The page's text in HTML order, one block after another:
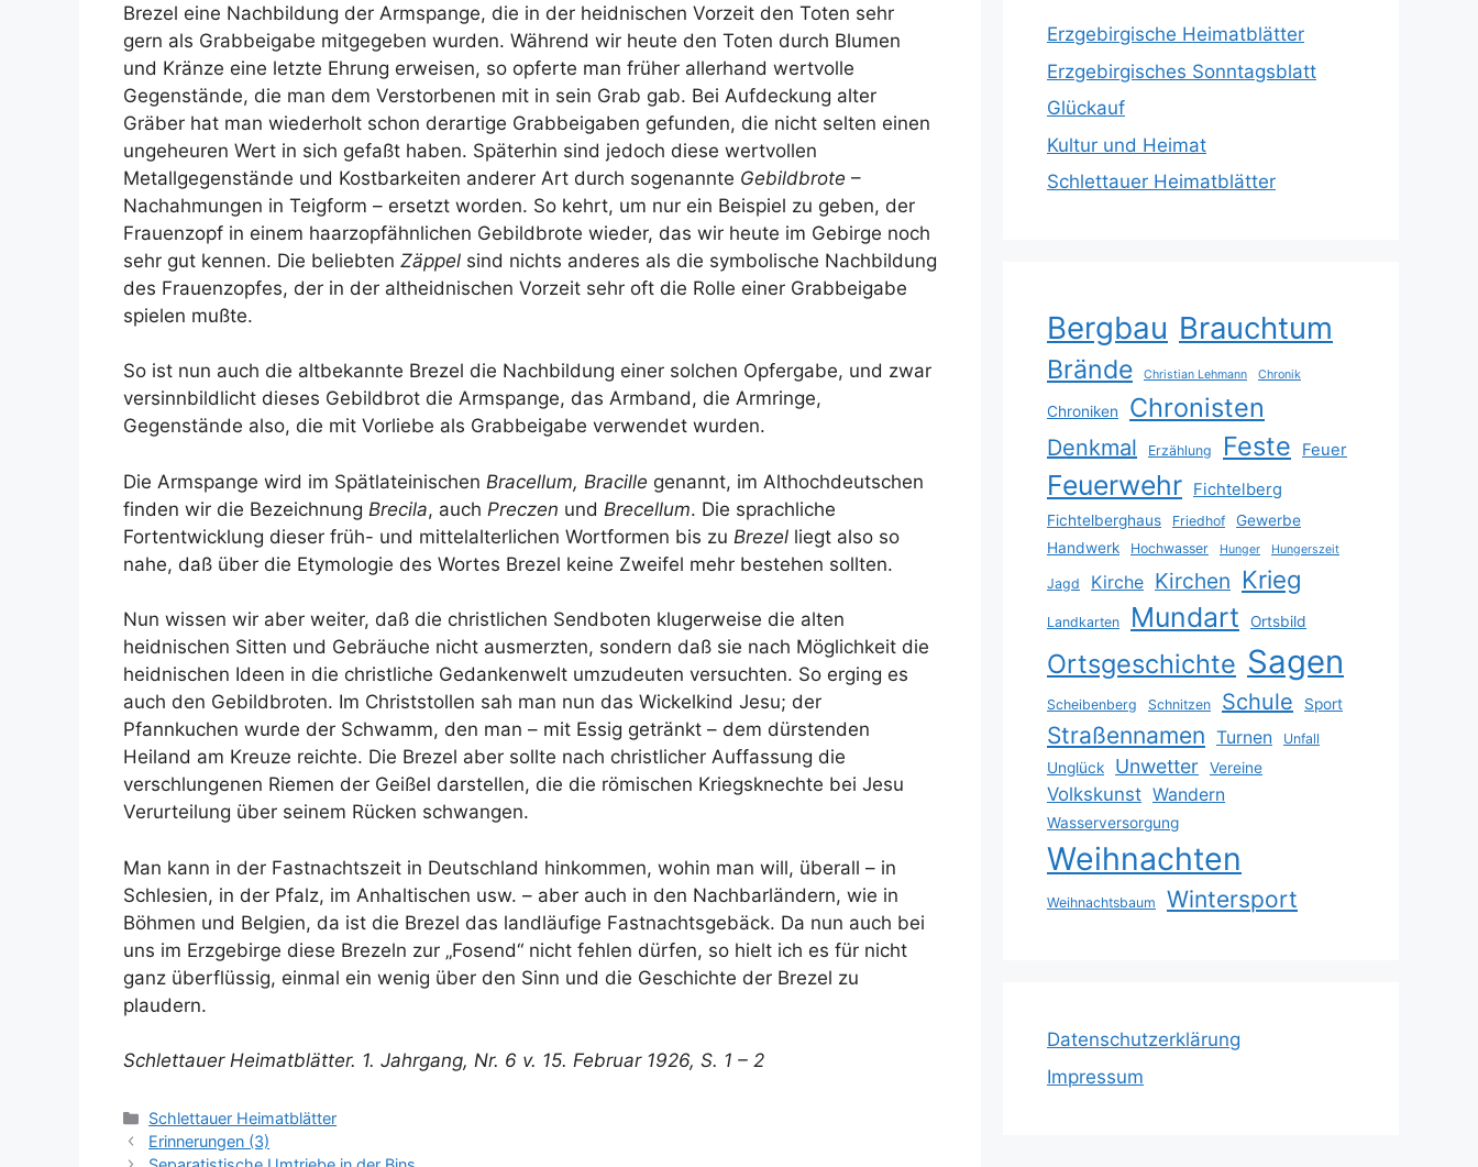
Brezel eine Nachbildung der Armspange, die in der heidnischen Vorzeit den Toten sehr
gern als Grabbeigabe mitgegeben wurden. Während wir heute den Toten durch Blumen
und Kränze eine letzte Ehrung erweisen, so opferte man früher allerhand wertvolle
Gegenstände, die man dem Verstorbenen mit in sein Grab gab. Bei Aufdeckung alter
Gräber hat man wiederholt schon derartige Grabbeigaben gefunden, die nicht selten einen
ungeheuren Wert in sich gefaßt haben. Späterhin sind jedoch diese wertvollen
Metallgegenstände und Kostbarkeiten anderer Art durch sogenannte Gebildbrote –
Nachahmungen in Teigform – ersetzt worden. So kehrt, um nur ein Beispiel zu geben, der
Frauenzopf in einem haarzopfähnlichen Gebildbrote wieder, das wir heute im Gebirge noch
sehr gut kennen. Die beliebten Zäppel sind nichts anderes als die symbolische Nachbildung
des Frauenzopfes, der in der altheidnischen Vorzeit sehr oft die Rolle einer Grabbeigabe
spielen mußte.
So ist nun auch die altbekannte Brezel die Nachbildung einer solchen Opfergabe, und zwar
versinnbildlicht dieses Gebildbrot die Armspange, das Armband, die Armringe,
Gegenstände also, die mit Vorliebe als Grabbeigabe verwendet wurden.
Die Armspange wird im Spätlateinischen Bracellum, Bracille genannt, im Althochdeutschen
finden wir die Bezeichnung Brecila, auch Preczen und Brecellum. Die sprachliche
Fortentwicklung dieser früh- und mittelalterlichen Wortformen bis zu Brezel liegt also so
nahe, daß über die Etymologie des Wortes Brezel keine Zweifel mehr bestehen sollten.
Nun wissen wir aber weiter, daß die christlichen Sendboten klugerweise die alten
heidnischen Sitten und Gebräuche nicht ausmerzten, sondern daß sie nach Möglichkeit die
heidnischen Ideen in die christliche Gedankenwelt umzudeuten versuchten. So erging es
auch den Gebildbroten. Im Christstollen sah man nun das Wickelkind Jesu; der
Pfannkuchen wurde der Schwamm, den man – mit Essig getränkt – dem dürstenden
Heiland am Kreuze reichte. Die Brezel aber sollte nach christlicher Auffassung die
verschlungenen Riemen der Geißel darstellen, die die römischen Kriegsknechte bei Jesu
Verurteilung über seinem Rücken schwangen.
Man kann in der Fastnachtszeit in Deutschland hinkommen, wohin man will, überall – in
Schlesien, in der Pfalz, im Anhaltischen usw. – aber auch in den Nachbarländern, wie in
Böhmen und Belgien, da ist die Brezel das landläufige Fastnachtsgebäck. Da nun auch bei
uns im Erzgebirge diese Brezeln zur „Fosend“ nicht fehlen dürfen, so hielt ich es für nicht
ganz überflüssig, einmal ein wenig über den Sinn und die Geschichte der Brezel zu
plaudern.
Schlettauer Heimatblätter. 1. Jahrgang, Nr. 6 v. 15. Februar 1926, S. 1 – 2
Kategorien
Schlettauer Heimatblätter
Erinnerungen (3)
Erzgebirgische Heimatblätter
Erzgebirgisches Sonntagsblatt
Glückauf
Kultur und Heimat
Schlettauer Heimatblätter
Bergbau Brauchtum
Brände Christian Lehmann Chronik
Chroniken Chronisten
Denkmal Erzählung Feste Feuer
Feuerwehr Fichtelberg
Fichtelberghaus Friedhof
Gewerbe
Handwerk
Hochwasser Hunger Hungerszeit
Jagd Kirche Kirchen Krieg
Landkarten Mundart Ortsbild
Ortsgeschichte Sagen
Scheibenberg Schnitzen Schule Sport
Straßennamen Turnen Unfall
Unglück Unwetter Vereine
Volkskunst Wandern
Wasserversorgung
Weihnachten
Weihnachtsbaum Wintersport
Datenschutzerklärung
Impressum